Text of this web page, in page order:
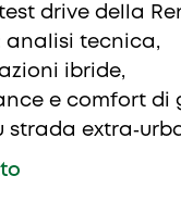
drive della
analisi tecnica,
ibride,
e comfort di
strada